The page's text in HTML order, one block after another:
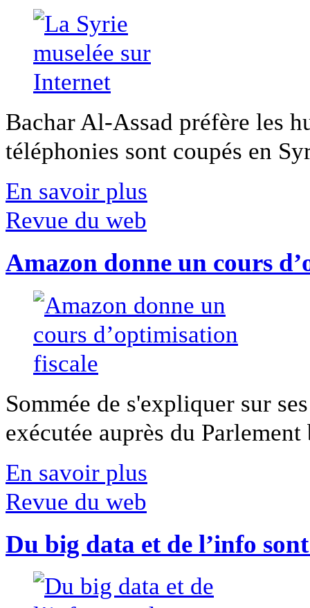
Bachar Al-Assad préfère les
téléphonies sont coupés en
En savoir plus
Revue du web
Amazon donne un cours
Sommée de s'expliquer sur
exécutée auprès du
En savoir plus
Revue du web
Du big data et de l’info